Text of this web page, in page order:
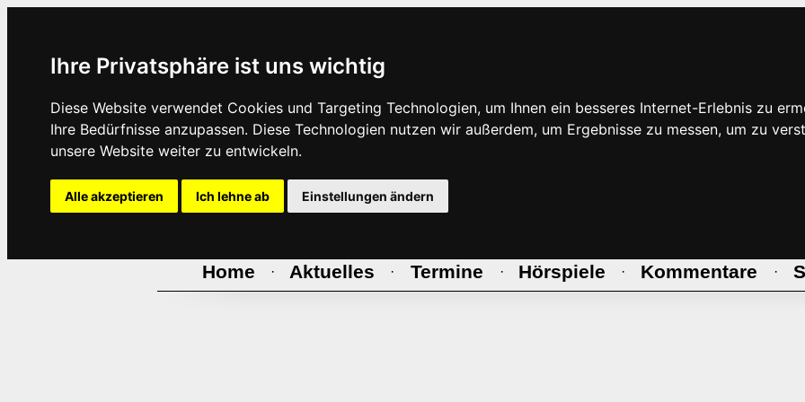
Ihre Privatsphäre ist uns wichtig
Diese Website verwendet Cookies und Targeting Technologien, um Ihnen ein besseres Internet-Erlebnis zu
Ihre Bedürfnisse anzupassen. Diese Technologien nutzen wir außerdem, um Ergebnisse zu messen, um zu
unsere Website weiter zu entwickeln.
Alle akzeptieren Ich lehne ab Einstellungen ändern
Home · Aktuelles · Termine · Hörspiele · Kommentare ·